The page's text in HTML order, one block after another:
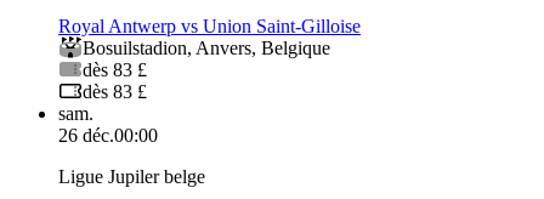
Royal Antwerp vs Union Saint-Gilloise
Bosuilstadion, Anvers, Belgique
dès 83 £
dès 83 £
sam.
26 déc.00:00
Ligue Jupiler belge